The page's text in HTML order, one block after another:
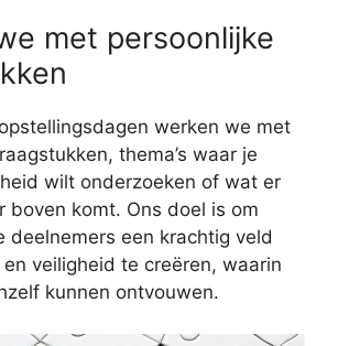
met persoonlijke
werken we met
thema’s waar je
wilt onderzoeken of wat er
boven komt. Ons doel is om
deelnemers een krachtig veld
veiligheid te creëren, waarin
kunnen ontvouwen.